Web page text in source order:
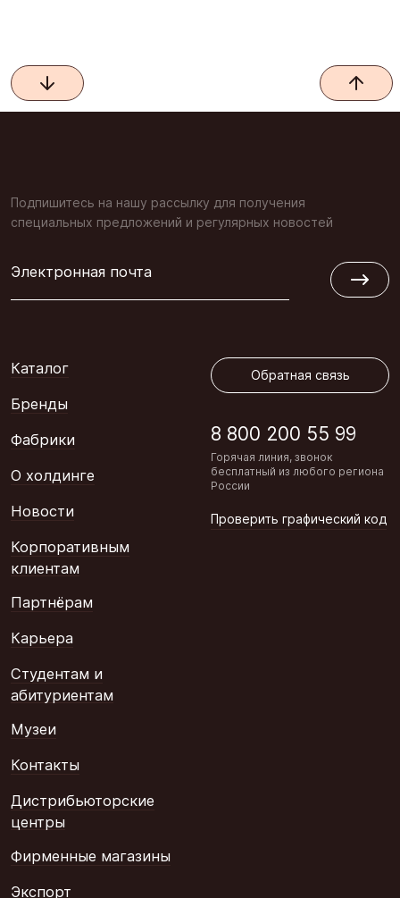
Подпишитесь на нашу рассылку для получения
специальных предложений и регулярных новостей
Электронная почта
Каталог
Бренды
Фабрики
О холдинге
Новости
Корпоративным
клиентам
Партнёрам
Карьера
Студентам и
абитуриентам
Музеи
Контакты
Дистрибьюторские
центры
Фирменные магазины
Экспорт
Обратная связь
8 800 200 55 99
Горячая линия, звонок
бесплатный из любого региона
России
Проверить графический код